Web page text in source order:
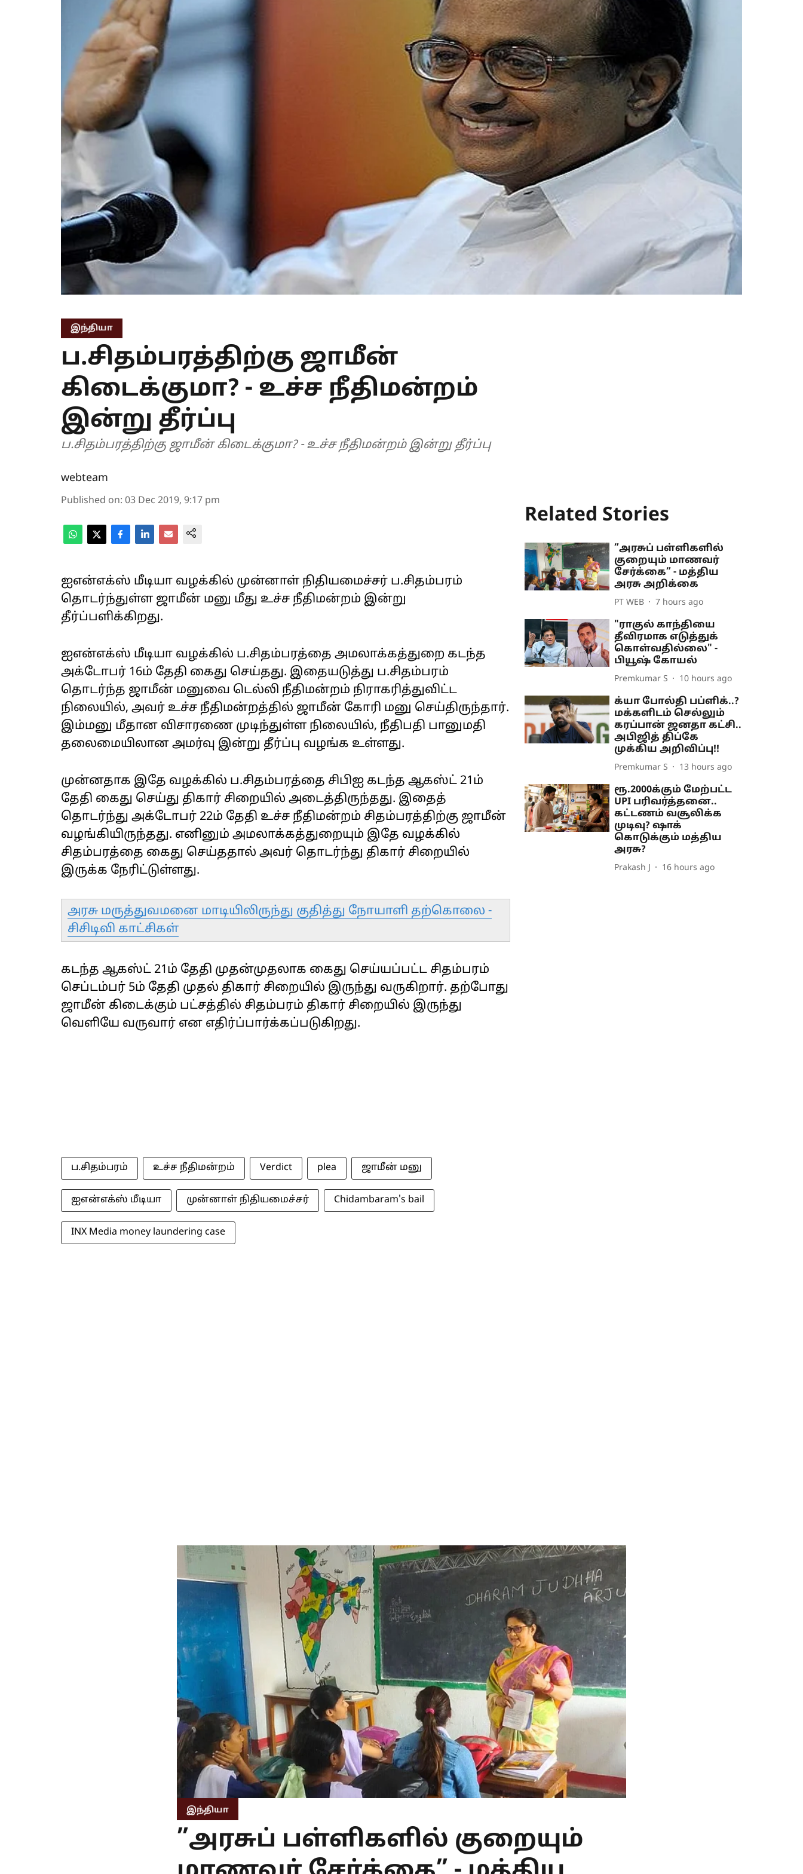
இந்தியா
ப.சிதம்பரத்திற்கு ஜாமீன்
கிடைக்குமா? - உச்ச நீதிமன்றம்
இன்று தீர்ப்பு
ப.சிதம்பரத்திற்கு ஜாமீன் கிடைக்குமா? - உச்ச நீதிமன்றம் இன்று தீர்ப்பு
webteam
Published on: 03 Dec 2019, 9:17 pm
ஐஎன்எக்ஸ் மீடியா வழக்கில் முன்னாள் நிதியமைச்சர் ப.சிதம்பரம்
தொடர்ந்துள்ள ஜாமீன் மனு மீது உச்ச நீதிமன்றம் இன்று
தீர்ப்பளிக்கிறது.
ஐஎன்எக்ஸ் மீடியா வழக்கில் ப.சிதம்பரத்தை அமலாக்கத்துறை கடந்த
அக்டோபர் 16ம் தேதி கைது செய்தது. இதையடுத்து ப.சிதம்பரம்
தொடர்ந்த ஜாமீன் மனுவை டெல்லி நீதிமன்றம் நிராகரித்துவிட்ட
நிலையில், அவர் உச்ச நீதிமன்றத்தில் ஜாமீன் கோரி மனு செய்திருந்தார்.
இம்மனு மீதான விசாரணை முடிந்துள்ள நிலையில், நீதிபதி பானுமதி
தலைமையிலான அமர்வு இன்று தீர்ப்பு வழங்க உள்ளது.
முன்னதாக இதே வழக்கில் ப.சிதம்பரத்தை சிபிஐ கடந்த ஆகஸ்ட் 21ம்
தேதி கைது செய்து திகார் சிறையில் அடைத்திருந்தது. இதைத்
தொடர்ந்து அக்டோபர் 22ம் தேதி உச்ச நீதிமன்றம் சிதம்பரத்திற்கு ஜாமீன்
வழங்கியிருந்தது. எனினும் அமலாக்கத்துறையும் இதே வழக்கில்
சிதம்பரத்தை கைது செய்ததால் அவர் தொடர்ந்து திகார் சிறையில்
இருக்க நேரிட்டுள்ளது.
அரசு மருத்துவமனை மாடியிலிருந்து குதித்து நோயாளி தற்கொலை -
சிசிடிவி காட்சிகள்
கடந்த ஆகஸ்ட் 21ம் தேதி முதன்முதலாக கைது செய்யப்பட்ட சிதம்பரம்
செப்டம்பர் 5ம் தேதி முதல் திகார் சிறையில் இருந்து வருகிறார். தற்போது
ஜாமீன் கிடைக்கும் பட்சத்தில் சிதம்பரம் திகார் சிறையில் இருந்து
வெளியே வருவார் என எதிர்ப்பார்க்கப்படுகிறது.
ப.சிதம்பரம் உச்ச நீதிமன்றம் Verdict plea ஜாமீன் மனு
ஐஎன்எக்ஸ் மீடியா முன்னாள் நிதியமைச்சர் Chidambaram's bail
INX Media money laundering case
Related Stories
”அரசுப் பள்ளிகளில்
குறையும் மாணவர்
சேர்க்கை” - மத்திய
அரசு அறிக்கை
PT WEB 7 hours ago
"ராகுல் காந்தியை
தீவிரமாக எடுத்துக்
கொள்வதில்லை" -
பியூஷ் கோயல்
Premkumar S 10 hours ago
க்யா போல்தி பப்ளிக்..?
மக்களிடம் செல்லும்
கரப்பான் ஜனதா கட்சி..
அபிஜித் திப்கே
முக்கிய அறிவிப்பு!!
Premkumar S 13 hours ago
ரூ.2000க்கும் மேற்பட்ட
UPI பரிவர்த்தனை..
கட்டணம் வசூலிக்க
முடிவு? ஷாக்
கொடுக்கும் மத்திய
அரசு?
Prakash J 16 hours ago
இந்தியா
”அரசுப் பள்ளிகளில் குறையும்